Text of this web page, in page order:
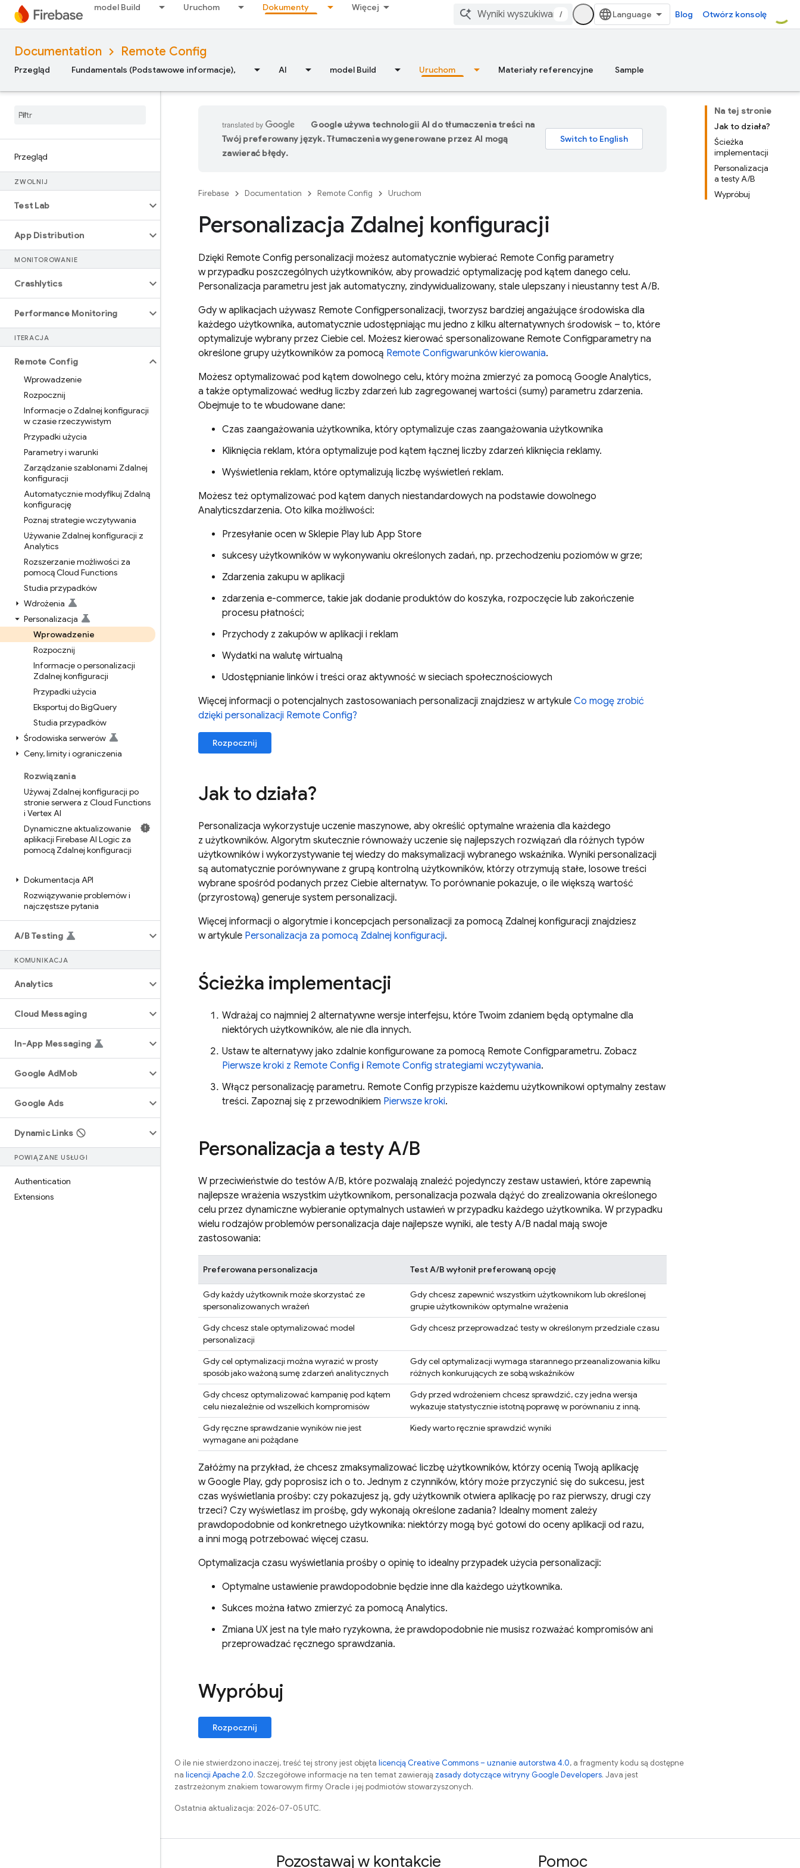
model Build Uruchom Dokumenty Więcej
/ Blog Otwórz konsolę
Documentation Remote Config
Przegląd Fundamentals (Podstawowe informacje), AI model Build Uruchom Materiały referencyjne Sample
Przegląd
ZWOLNIJ
Test Lab
App Distribution
MONITOROWANIE
Crashlytics
Performance Monitoring
ITERACJA
Remote Config
Wprowadzenie
Rozpocznij
Informacje o Zdalnej konfiguracji
w czasie rzeczywistym
Przypadki użycia
Parametry i warunki
Zarządzanie szablonami Zdalnej
konfiguracji
Automatycznie modyfikuj Zdalną
konfigurację
Poznaj strategie wczytywania
Używanie Zdalnej konfiguracji z
Analytics
Rozszerzanie możliwości za
pomocą Cloud Functions
Studia przypadków
Wdrożenia
Personalizacja
Wprowadzenie
Rozpocznij
Informacje o personalizacji
Zdalnej konfiguracji
Przypadki użycia
Eksportuj do BigQuery
Studia przypadków
Środowiska serwerów
Ceny,limity i ograniczenia
Rozwiązania
Używaj Zdalnej konfiguracji po
stronie serwera z Cloud Functions
i Vertex AI
Dynamiczne aktualizowanie
aplikacji Firebase AI Logic za
pomocą Zdalnej konfiguracji
Dokumentacja API
Rozwiązywanie problemów i
najczęstsze pytania
A/B Testing
KOMUNIKACJA
Analytics
Cloud Messaging
In-App Messaging
Google AdMob
Google Ads
Dynamic Links
POWIĄZANE USŁUGI
Authentication
Extensions
Na tej stronie
Jak to działa?
Ścieżka
implementacji
Personalizacja
a testy A/B
Wypróbuj
Google używa technologii AI do tłumaczenia treści na
Twój preferowany język. Tłumaczenia wygenerowane przez AI mogą
zawierać błędy.
Firebase Documentation Remote Config Uruchom
Personalizacja Zdalnej konfiguracji
Dzięki Remote Config personalizacji możesz automatycznie wybierać Remote Config parametry
w przypadku poszczególnych użytkowników, aby prowadzić optymalizację pod kątem danego celu.
Personalizacja parametru jest jak automatyczny, zindywidualizowany, stale ulepszany i nieustanny test A/B.
Gdy w aplikacjach używasz Remote Configpersonalizacji, tworzysz bardziej angażujące środowiska dla
każdego użytkownika, automatycznie udostępniając mu jedno z kilku alternatywnych środowisk – to, które
optymalizuje wybrany przez Ciebie cel. Możesz kierować spersonalizowane Remote Configparametry na
określone grupy użytkowników za pomocą Remote Configwarunków kierowania.
Możesz optymalizować pod kątem dowolnego celu, który można zmierzyć za pomocą Google Analytics,
a także optymalizować według liczby zdarzeń lub zagregowanej wartości (sumy) parametru zdarzenia.
Obejmuje to te wbudowane dane:
Czas zaangażowania użytkownika, który optymalizuje czas zaangażowania użytkownika
Kliknięcia reklam, która optymalizuje pod kątem łącznej liczby zdarzeń kliknięcia reklamy.
Wyświetlenia reklam, które optymalizują liczbę wyświetleń reklam.
Możesz też optymalizować pod kątem danych niestandardowych na podstawie dowolnego
Analyticszdarzenia. Oto kilka możliwości:
Przesyłanie ocen w Sklepie Play lub App Store
sukcesy użytkowników w wykonywaniu określonych zadań, np. przechodzeniu poziomów w grze;
Zdarzenia zakupu w aplikacji
zdarzenia e-commerce, takie jak dodanie produktów do koszyka, rozpoczęcie lub zakończenie
procesu płatności;
Przychody z zakupów w aplikacji i reklam
Wydatki na walutę wirtualną
Udostępnianie linków i treści oraz aktywność w sieciach społecznościowych
Więcej informacji o potencjalnych zastosowaniach personalizacji znajdziesz w artykule Co mogę zrobić
dzięki personalizacji Remote Config?
Rozpocznij
Jak to działa?
Personalizacja wykorzystuje uczenie maszynowe, aby określić optymalne wrażenia dla każdego
z użytkowników. Algorytm skutecznie równoważy uczenie się najlepszych rozwiązań dla różnych typów
użytkowników i wykorzystywanie tej wiedzy do maksymalizacji wybranego wskaźnika. Wyniki personalizacji
są automatycznie porównywane z grupą kontrolną użytkowników, którzy otrzymują stałe, losowe treści
wybrane spośród podanych przez Ciebie alternatyw. To porównanie pokazuje, o ile większą wartość
(przyrostową) generuje system personalizacji.
Więcej informacji o algorytmie i koncepcjach personalizacji za pomocą Zdalnej konfiguracji znajdziesz
w artykule Personalizacja za pomocą Zdalnej konfiguracji.
Ścieżka implementacji
Wdrażaj co najmniej 2 alternatywne wersje interfejsu, które Twoim zdaniem będą optymalne dla
niektórych użytkowników, ale nie dla innych.
Ustaw te alternatywy jako zdalnie konfigurowane za pomocą Remote Configparametru. Zobacz
Pierwsze kroki z Remote Config i Remote Config strategiami wczytywania.
Włącz personalizację parametru. Remote Config przypisze każdemu użytkownikowi optymalny zestaw
treści. Zapoznaj się z przewodnikiem Pierwsze kroki.
Personalizacja a testy A/B
W przeciwieństwie do testów A/B, które pozwalają znaleźć pojedynczy zestaw ustawień, które zapewnią
najlepsze wrażenia wszystkim użytkownikom, personalizacja pozwala dążyć do zrealizowania określonego
celu przez dynamiczne wybieranie optymalnych ustawień w przypadku każdego użytkownika. W przypadku
wielu rodzajów problemów personalizacja daje najlepsze wyniki, ale testy A/B nadal mają swoje
zastosowania:
Preferowana personalizacja Test A/B wyłonił preferowaną opcję
Gdy każdy użytkownik może skorzystać ze
spersonalizowanych wrażeń
Gdy chcesz zapewnić wszystkim użytkownikom lub określonej
grupie użytkowników optymalne wrażenia
Gdy chcesz stale optymalizować model
personalizacji
Gdy chcesz przeprowadzać testy w określonym przedziale czasu
Gdy cel optymalizacji można wyrazić w prosty
sposób jako ważoną sumę zdarzeń analitycznych
Gdy cel optymalizacji wymaga starannego przeanalizowania kilku
różnych konkurujących ze sobą wskaźników
Gdy chcesz optymalizować kampanię pod kątem
celu niezależnie od wszelkich kompromisów
Gdy przed wdrożeniem chcesz sprawdzić, czy jedna wersja
wykazuje statystycznie istotną poprawę w porównaniu z inną.
Gdy ręczne sprawdzanie wyników nie jest
wymagane ani pożądane
Kiedy warto ręcznie sprawdzić wyniki
Załóżmy na przykład, że chcesz zmaksymalizować liczbę użytkowników, którzy ocenią Twoją aplikację
w Google Play, gdy poprosisz ich o to. Jednym z czynników, który może przyczynić się do sukcesu, jest
czas wyświetlania prośby: czy pokazujesz ją, gdy użytkownik otwiera aplikację po raz pierwszy, drugi czy
trzeci? Czy wyświetlasz im prośbę, gdy wykonają określone zadania? Idealny moment zależy
prawdopodobnie od konkretnego użytkownika: niektórzy mogą być gotowi do oceny aplikacji od razu,
a inni mogą potrzebować więcej czasu.
Optymalizacja czasu wyświetlania prośby o opinię to idealny przypadek użycia personalizacji:
Optymalne ustawienie prawdopodobnie będzie inne dla każdego użytkownika.
Sukces można łatwo zmierzyć za pomocą Analytics.
Zmiana UX jest na tyle mało ryzykowna, że prawdopodobnie nie musisz rozważać kompromisów ani
przeprowadzać ręcznego sprawdzania.
Wypróbuj
Rozpocznij
O ile nie stwierdzono inaczej, treść tej strony jest objęta licencją Creative Commons – uznanie autorstwa 4.0, a fragmenty kodu są dostępne
na licencji Apache 2.0. Szczegółowe informacje na ten temat zawierają zasady dotyczące witryny Google Developers. Java jest
zastrzeżonym znakiem towarowym firmy Oracle i jej podmiotów stowarzyszonych.
Ostatnia aktualizacja: 2026-07-05 UTC.
Pozostawaj w kontakcie Pomoc